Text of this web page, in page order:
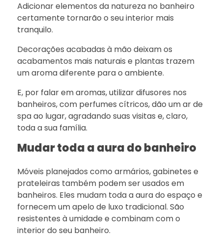
Adicionar elementos da natureza no banheiro
certamente tornarão o seu interior mais
tranquilo.
Decorações acabadas à mão deixam os
acabamentos mais naturais e plantas trazem
um aroma diferente para o ambiente.
E, por falar em aromas, utilizar difusores nos
banheiros, com perfumes cítricos, dão um ar de
spa ao lugar, agradando suas visitas e, claro,
toda a sua família.
Mudar toda a aura do banheiro
Móveis planejados como armários, gabinetes e
prateleiras também podem ser usados em
banheiros. Eles mudam toda a aura do espaço e
fornecem um apelo de luxo tradicional. São
resistentes à umidade e combinam com o
interior do seu banheiro.